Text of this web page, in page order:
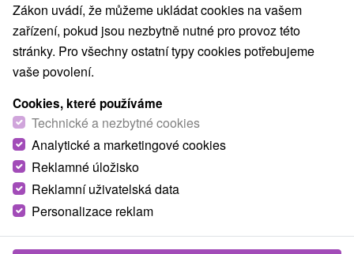
Lázně Sklené Teplice: Léčivá voda, více
bazénů, ticho a krásná příroda
V našem nejnovějším vlogu vás vezmeme přímo do
jedněch z nejoblíbenějších českých
ukážeme vám, co všechno vás během pobytu čeká.
Zákon uvádí, že můžeme ukládat cookies na vašem
zařízení, pokud jsou nezbytně nutné pro provoz této
stránky. Pro všechny ostatní typy cookies potřebujeme
vaše povolení.
Cookies, které používáme
Technické a nezbytné cookies
Analytické a marketingové cookies
Reklamné úložisko
Reklamní uživatelská data
Personalizace reklam